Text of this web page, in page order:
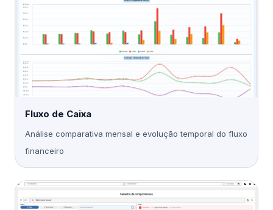
Fluxo de Caixa
Análise comparativa mensal e evolução temporal do fluxo
financeiro